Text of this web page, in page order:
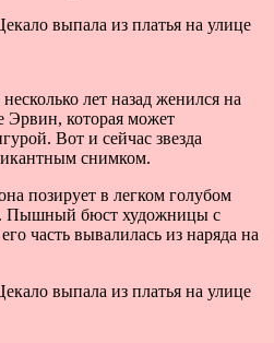
лет назад женился на
Эрвин, которая может
Вот и сейчас звезда
снимком.
позирует в легком голубом
Пышный бюст художницы с
часть вывалилась из наряда на